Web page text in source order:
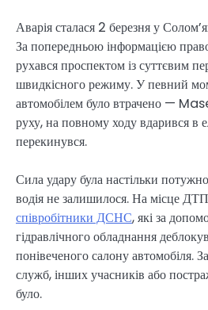
Аварія сталася 2 березня у
За попередньою інформацією
рухався проспектом із суттєвим
швидкісного режиму. У певний
автомобілем було втрачено —
руху, на повному ходу вдарився в
перекинувся.
Сила удару була настільки
водія не залишилося. На місце
співробітники ДСНС, які за
гідравлічного обладнання
понівеченого салону автомобіля.
служб, інших учасників або
було.